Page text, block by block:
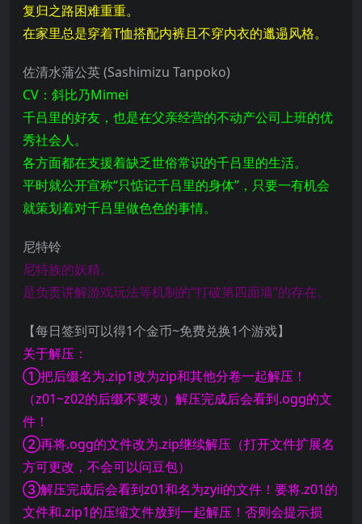
复归之路困难重重。
在家里总是穿着T恤搭配内裤且不穿内衣的邋遢风格。
佐清水蒲公英 (Sashimizu Tanpoko)
CV：斜比乃Mimei
千吕里的好友，也是在父亲经营的不动产公司上班的优
秀社会人。
各方面都在支援着缺乏世俗常识的千吕里的生活。
平时就公开宣称“只惦记千吕里的身体”，只要一有机会
就策划着对千吕里做色色的事情。
尼特铃
尼特族的妖精。
是负责讲解游戏玩法等机制的“打破第四面墙”的存在。
【每日签到可以得1个金币~免费兑换1个游戏】
关于解压：
①把后缀名为.zip1改为zip和其他分卷一起解压！
（z01~z02的后缀不要改）解压完成后会看到.ogg的文
件！
②再将.ogg的文件改为.zip继续解压（打开文件扩展名
方可更改，不会可以问豆包）
③解压完成后会看到z01和名为zyii的文件！要将.z01的
文件和.zip1的压缩文件放到一起解压！否则会提示损